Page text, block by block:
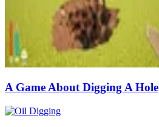
A Game About Digging A Hole